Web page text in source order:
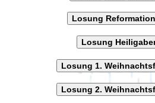
Losung
Losung
Losung 1.
Losung 2.